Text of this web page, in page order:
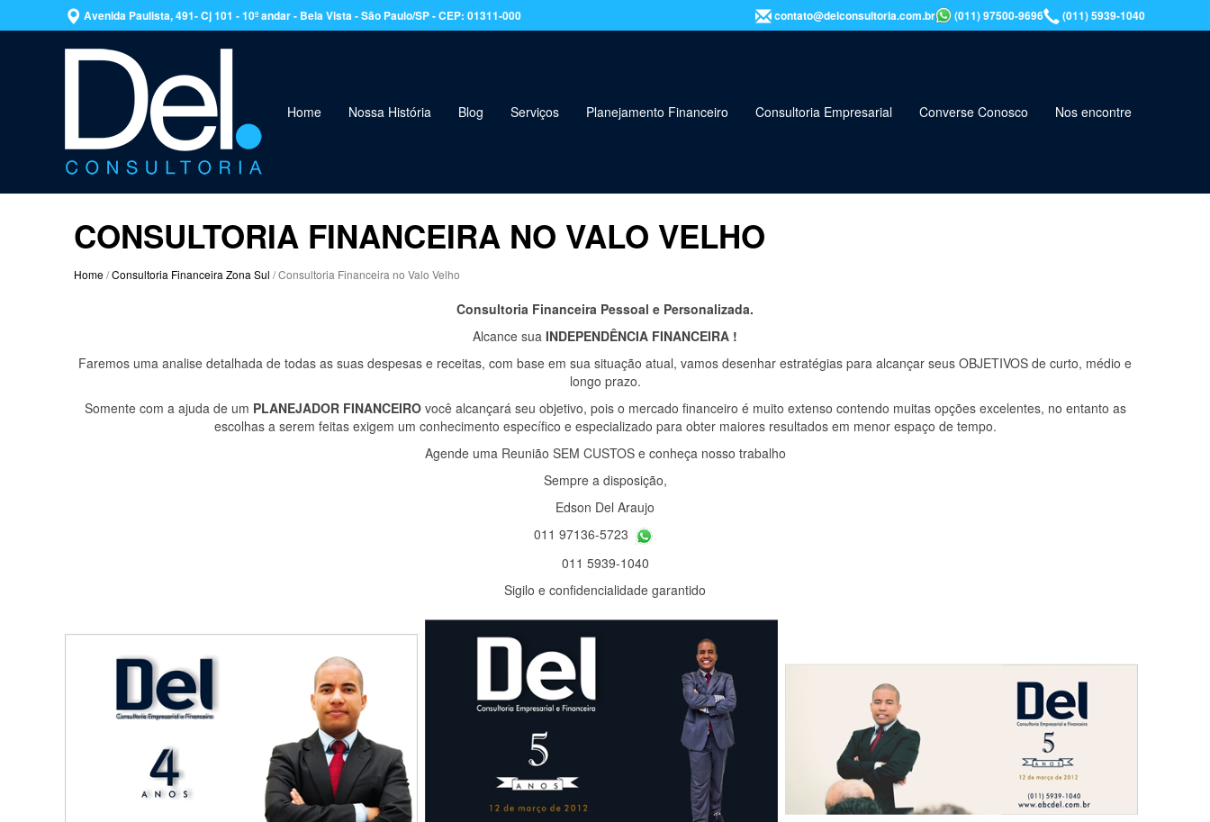
Avenida Paulista, 491- Cj 101 - 10º andar - Bela Vista - São Paulo/SP - CEP: 01311-000 contato@delconsultoria.com.br (011) 97500-9696 (011) 5939-1040
Home Nossa História Blog Serviços Planejamento Financeiro Consultoria Empresarial Converse Conosco Nos encontre
CONSULTORIA FINANCEIRA NO VALO VELHO
Home/Consultoria Financeira Zona Sul / Consultoria Financeira no Valo Velho
Consultoria Financeira Pessoal e Personalizada.
Alcance sua INDEPENDÊNCIA FINANCEIRA !
Faremos uma analise detalhada de todas as suas despesas e receitas, com base em sua situação atual, vamos desenhar estratégias para alcançar seus OBJETIVOS de curto, médio e
longo prazo.
Somente com a ajuda de um PLANEJADOR FINANCEIROvocê alcançará seu objetivo, pois o mercado financeiro é muito extenso contendo muitas opções excelentes, no entanto as
escolhas a serem feitas exigem um conhecimento específico e especializado para obter maiores resultados em menor espaço de tempo.
Agende uma Reunião SEM CUSTOS e conheça nosso trabalho
Sempre a disposição,
Edson Del Araujo
011 97136-5723
011 5939-1040
Sigilo e confidencialidade garantido